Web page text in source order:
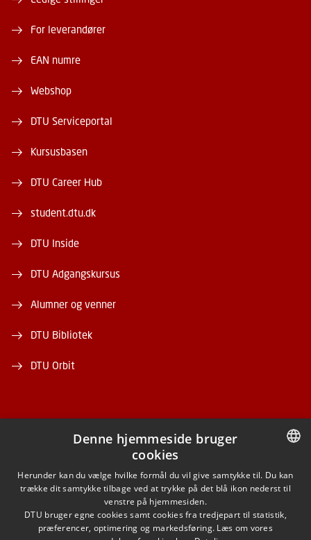
For leverandører
EAN numre
Webshop
DTU Serviceportal
Kursusbasen
DTU Career Hub
student.dtu.dk
DTU Inside
DTU Adgangskursus
Alumner og venner
DTU Bibliotek
DTU Orbit
FACEBOOK
INSTAGRAM
LINKEDIN
DANISH
ENGLISH
Denne hjemmeside bruger
cookies
Herunder kan du vælge hvilke formål du vil give samtykke til. Du kan
trække dit samtykke tilbage ved at trykke på det blå ikon nederst til
venstre på hjemmesiden.
DTU bruger egne cookies samt cookies fra tredjepart til statistik,
præferencer, optimering og markedsføring. Læs om vores